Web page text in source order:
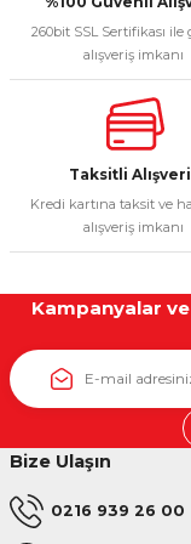
Bu ürüne benzer
260bit SSL Sertifikası ile
alışveriş imkanı
Taksitli
Kredi kartına taksit ve
alışveriş imkanı
Kampanyalar
Bize Ulaşın
0216 939 26 00